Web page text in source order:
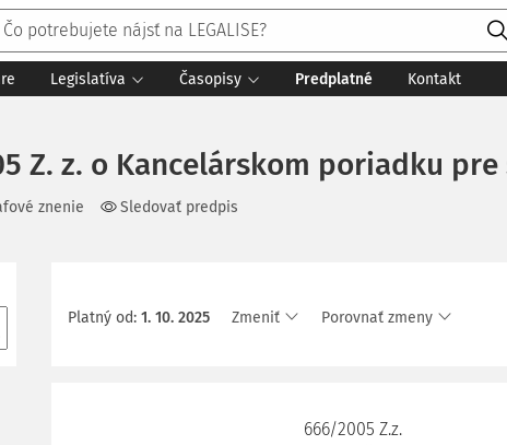
Legislatíva Časopisy Predplatné Kontakt
Z. z. o Kancelárskom poriadku pre
znenie Sledovať predpis
Platný od: 1. 10. 2025 Zmeniť Porovnať zmeny
666/2005 Z.z.